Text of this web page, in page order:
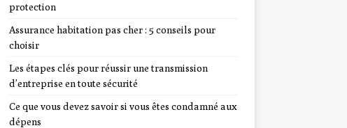
protection
Assurance habitation pas cher : 5 conseils pour
choisir
Les étapes clés pour réussir une transmission
d’entreprise en toute sécurité
Ce que vous devez savoir si vous êtes condamné aux
dépens